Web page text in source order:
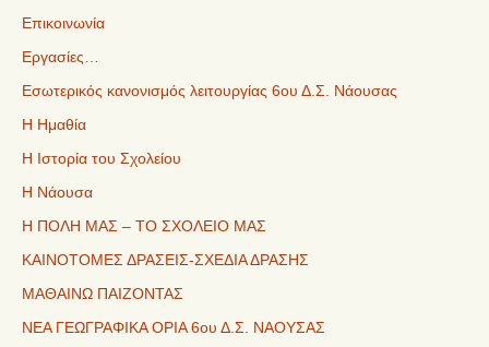
Επικοινωνία
Εργασίες…
Εσωτερικός κανονισμός λειτουργίας 6ου Δ.Σ. Νάουσας
Η Ημαθία
Η Ιστορία του Σχολείου
Η Νάουσα
Η ΠΟΛΗ ΜΑΣ – ΤΟ ΣΧΟΛΕΙΟ ΜΑΣ
ΚΑΙΝΟΤΟΜΕΣ ΔΡΑΣΕΙΣ-ΣΧΕΔΙΑ ΔΡΑΣΗΣ
ΜΑΘΑΙΝΩ ΠΑΙΖΟΝΤΑΣ
ΝΕΑ ΓΕΩΓΡΑΦΙΚΑ ΟΡΙΑ 6ου Δ.Σ. ΝΑΟΥΣΑΣ